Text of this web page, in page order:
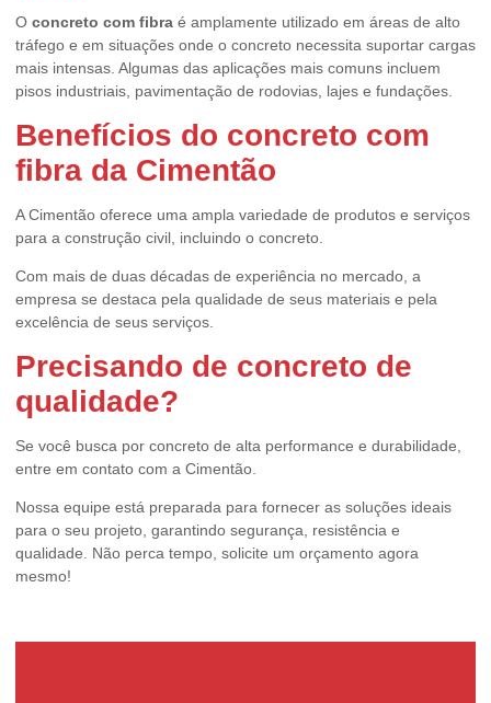
O concreto com fibra é amplamente utilizado em áreas de alto
tráfego e em situações onde o concreto necessita suportar cargas
mais intensas. Algumas das aplicações mais comuns incluem
pisos industriais, pavimentação de rodovias, lajes e fundações.
Benefícios do concreto com
fibra da Cimentão
A Cimentão oferece uma ampla variedade de produtos e serviços
para a construção civil, incluindo o concreto.
Com mais de duas décadas de experiência no mercado, a
empresa se destaca pela qualidade de seus materiais e pela
excelência de seus serviços.
Precisando de concreto de
qualidade?
Se você busca por concreto de alta performance e durabilidade,
entre em contato com a Cimentão.
Nossa equipe está preparada para fornecer as soluções ideais
para o seu projeto, garantindo segurança, resistência e
qualidade. Não perca tempo, solicite um orçamento agora
mesmo!